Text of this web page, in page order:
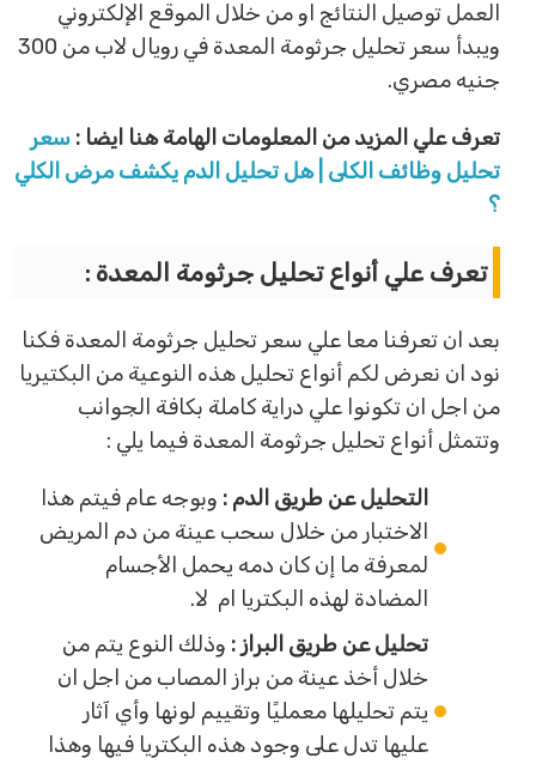
العمل توصيل النتائج او من خلال الموقع الإلكتروني
ويبدأ سعر تحليل جرثومة المعدة في رويال لاب من 300
جنيه مصري.
تعرف علي المزيد من المعلومات الهامة هنا ايضا :سعر
تحليل وظائف الكلى | هل تحليل الدم يكشف مرض الكلي
تعرف علي أنواع تحليل جرثومة المعدة :
بعد ان تعرفنا معا علي سعر تحليل جرثومة المعدة فكنا
نود ان نعرض لكم أنواع تحليل هذه النوعية من البكتيريا
من اجل ان تكونوا علي دراية كاملة بكافة الجوانب
وتتمثل أنواع تحليل جرثومة المعدة فيما يلي :
التحليل عن طريق الدم :وبوجه عام فيتم هذا
الاختبار من خلال سحب عينة من دم المريض
لمعرفة ما إن كان دمه يحمل الأجسام
المضادة لهذه البكتريا ام لا.
تحليل عن طريق البراز :وذلك النوع يتم من
خلال أخذ عينة من براز المصاب من اجل ان
يتم تحليلها معمليًا وتقييم لونها وأي آثار
عليها تدل على وجود هذه البكتريا فيها وهذا